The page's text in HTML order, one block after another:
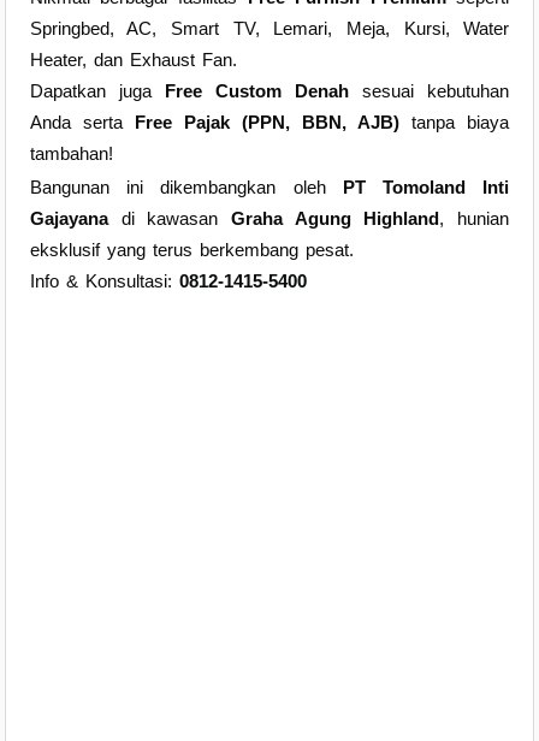
Springbed, AC, Smart TV, Lemari, Meja, Kursi, Water
Heater, dan Exhaust Fan.
Dapatkan juga Free Custom Denah sesuai kebutuhan
Anda serta Free Pajak (PPN, BBN, AJB) tanpa biaya
tambahan!
Bangunan ini dikembangkan oleh PT Tomoland Inti
Gajayanadi kawasan Graha Agung Highland, hunian
eksklusif yang terus berkembang pesat.
Info & Konsultasi: 0812-1415-5400